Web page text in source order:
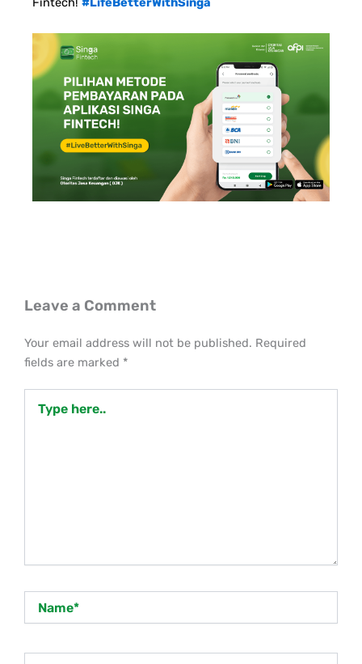
Leave a Comment
Your email address will not be published. Required
fields are marked *
here..